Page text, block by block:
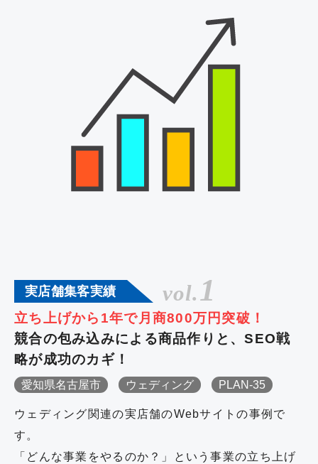
実店舗集客実績 vol.1
立ち上げから1年で月商800万円突破！
競合の包み込みによる商品作りと、SEO戦
略が成功のカギ！
愛知県名古屋市 ウェディング PLAN-35
ウェディング関連の実店舗のWebサイトの事例で
す。
「どんな事業をやるのか？」という事業の立ち上げ